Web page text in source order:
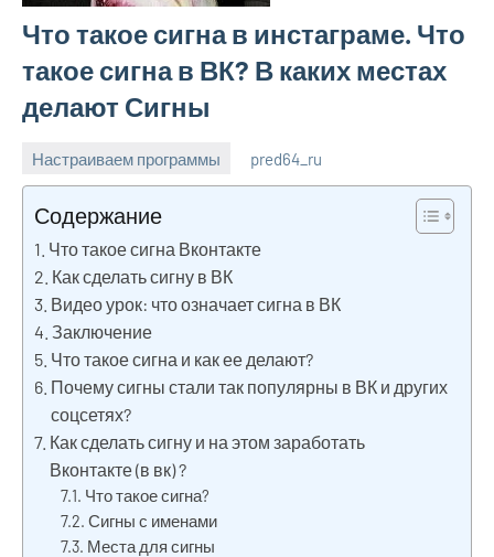
Что такое сигна в инстаграме. Что
такое сигна в ВК? В каких местах
делают Сигны
Настраиваем программы
2023
pred64_ru
Содержание
Что такое сигна Вконтакте
Как сделать сигну в ВК
Видео урок: что означает сигна в ВК
Заключение
Что такое сигна и как ее делают?
Почему сигны стали так популярны в ВК и других
соцсетях?
Как сделать сигну и на этом заработать
Вконтакте (в вк) ?
Что такое сигна?
Сигны с именами
Места для сигны